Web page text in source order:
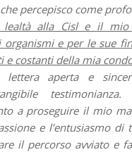
percepisco come
lealtà alla Cisl e il mio
e per le sue
e costanti della mia
lettera aperta e
a proseguire il mio
e l’entusiasmo di
il percorso avviato e